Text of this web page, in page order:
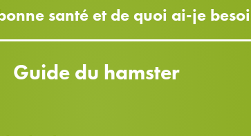
santé et de quoi ai-je
Guide du hamster